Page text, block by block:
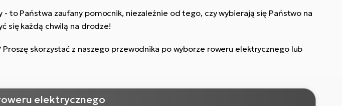
to Państwa zaufany pomocnik, niezależnie od tego, czy wybierają się Państwo na
się każdą chwilą na drodze!
Proszę skorzystać z naszego przewodnika po wyborze roweru elektrycznego lub
elektrycznego